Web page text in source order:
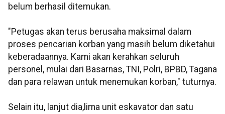
belum berhasil ditemukan.
"Petugas akan terus berusaha maksimal dalam
proses pencarian korban yang masih belum diketahui
keberadaannya. Kami akan kerahkan seluruh
personel, mulai dari Basarnas, TNI, Polri, BPBD, Tagana
dan para relawan untuk menemukan korban," tuturnya.
Selain itu, lanjut dia,lima unit eskavator dan satu